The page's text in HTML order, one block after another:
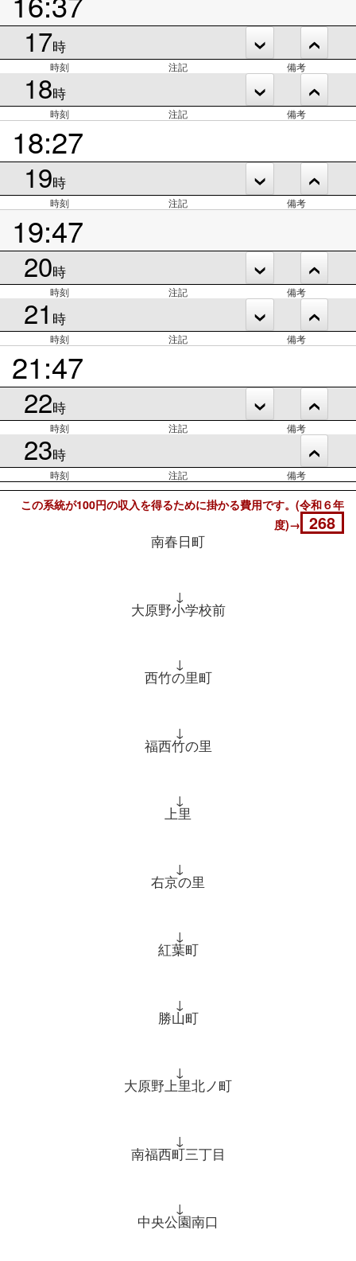
17時
時刻 注記 備考
18時
時刻 注記 備考
18:27
19時
時刻 注記 備考
19:47
20時
時刻 注記 備考
21 時
時刻 注記 備考
21:47
22時
時刻 注記 備考
23時
時刻 注記 備考
この系統が100円の収入を得るために掛かる費用です。(令和６年
度)→ 268
南春日町
↓
大原野小学校前
↓
西竹の里町
↓
福西竹の里
↓
上里
↓
右京の里
↓
紅葉町
↓
勝山町
↓
大原野上里北ノ町
↓
南福西町三丁目
↓
中央公園南口